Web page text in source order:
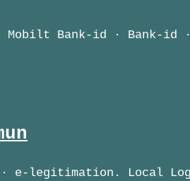
Bank-id · Bank-id
· e-legitimation. Local